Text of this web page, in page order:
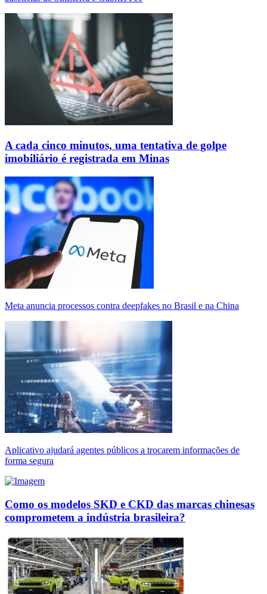
A cada cinco minutos, uma tentativa de golpe
imobiliário é registrada em Minas
Meta anuncia processos contra deepfakes no Brasil e na China
Aplicativo ajudará agentes públicos a trocarem informações de
forma segura
Como os modelos SKD e CKD das marcas chinesas
comprometem a indústria brasileira?